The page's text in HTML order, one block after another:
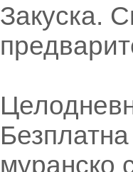
Закуска.
муранско